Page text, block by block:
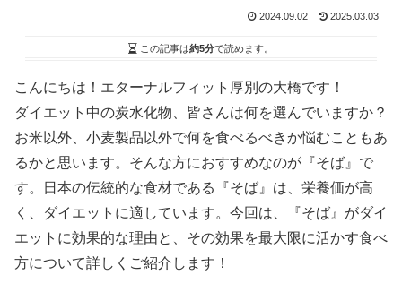
2024.09.02 2025.03.03
この記事は約5分で読めます。
こんにちは！エターナルフィット厚別の大橋です！
ダイエット中の炭水化物、皆さんは何を選んでいますか？
お米以外、小麦製品以外で何を食べるべきか悩むこともあ
るかと思います。そんな方におすすめなのが『そば』で
す。日本の伝統的な食材である『そば』は、栄養価が高
く、ダイエットに適しています。今回は、『そば』がダイ
エットに効果的な理由と、その効果を最大限に活かす食べ
方について詳しくご紹介します！